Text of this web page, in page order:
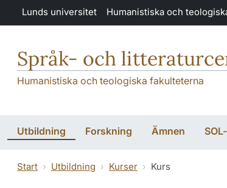
Hoppa till huvudinnehåll
Lunds universitet Humanistiska och
Språk- och
Humanistiska och teologiska fakulteterna
Utbildning Forskning Ämnen
Start Utbildning Kurser Kurs